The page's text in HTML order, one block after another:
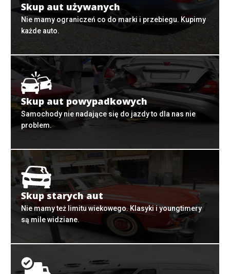
Skup aut używanych
Nie mamy ograniczeń co do marki i przebiegu. Kupimy
każde auto.
Skup aut powypadkowych
Samochody nie nadające się do jazdy to dla nas nie
problem.
Skup starych aut
Nie mamy też limitu wiekowego. Klasyki i youngtimery
są mile widziane.